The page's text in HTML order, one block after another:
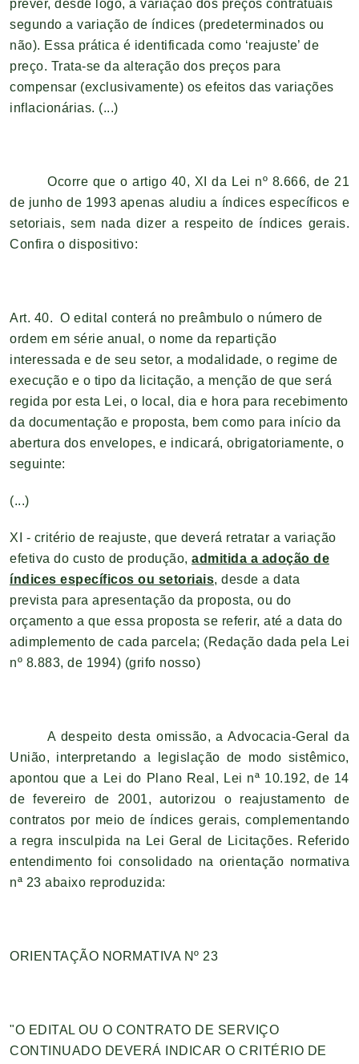
prever, desde logo, a variação dos preços contratuais
segundo a variação de índices (predeterminados ou
não). Essa prática é identificada como ‘reajuste’ de
preço. Trata-se da alteração dos preços para
compensar (exclusivamente) os efeitos das variações
inflacionárias. (...)
Ocorre que o artigo 40, XI da Lei nº 8.666, de 21
de junho de 1993 apenas aludiu a índices específicos e
setoriais, sem nada dizer a respeito de índices gerais.
Confira o dispositivo:
Art. 40. O edital conterá no preâmbulo o número de
ordem em série anual, o nome da repartição
interessada e de seu setor, a modalidade, o regime de
execução e o tipo da licitação, a menção de que será
regida por esta Lei, o local, dia e hora para recebimento
da documentação e proposta, bem como para início da
abertura dos envelopes, e indicará, obrigatoriamente, o
seguinte:
(...)
XI - critério de reajuste, que deverá retratar a variação
efetiva do custo de produção, admitida a adoção de
índices específicos ou setoriais, desde a data
prevista para apresentação da proposta, ou do
orçamento a que essa proposta se referir, até a data do
adimplemento de cada parcela; (Redação dada pela Lei
nº 8.883, de 1994) (grifo nosso)
A despeito desta omissão, a Advocacia-Geral da
União, interpretando a legislação de modo sistêmico,
apontou que a Lei do Plano Real, Lei nª 10.192, de 14
de fevereiro de 2001, autorizou o reajustamento de
contratos por meio de índices gerais, complementando
a regra insculpida na Lei Geral de Licitações. Referido
entendimento foi consolidado na orientação normativa
nª 23 abaixo reproduzida:
ORIENTAÇÃO NORMATIVA Nº 23
"O EDITAL OU O CONTRATO DE SERVIÇO
CONTINUADO DEVERÁ INDICAR O CRITÉRIO DE